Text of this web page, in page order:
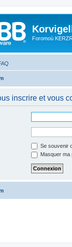
Foromoù
inscrire et vous
Se souvenir
Masquer